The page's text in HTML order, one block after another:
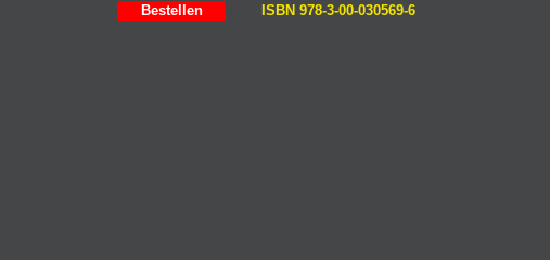
Bestellen ISBN 978-3-00-030569-6